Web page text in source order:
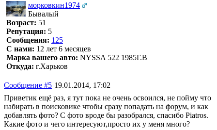
морковкин1974
Бывалый
Возраст: 51
Репутация: 5
Сообщения: 125
С нами: 12 лет 6 месяцев
Марка вашего авто: NYSSA 522 1985Г.В
Откуда: г.Харьков
Сообщение #5 19.01.2014, 17:02
Приветик ещё раз, я тут пока не очень освоился, не пойму что
набирать в поисковике чтобы сразу попадать на форум, и как
добавлять фото? С фото вроде бы разобрался, спасибо Piatros.
Какие фото и чего интересуют,просто их у меня много?